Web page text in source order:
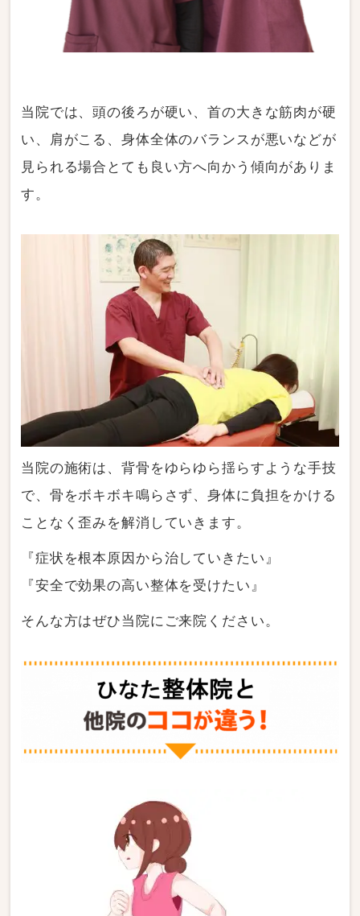
当院では、頭の後ろが硬い、首の大きな筋肉が硬
い、肩がこる、身体全体のバランスが悪いなどが
見られる場合とても良い方へ向かう傾向がありま
す。
当院の施術は、背骨をゆらゆら揺らすような手技
で、骨をボキボキ鳴らさず、身体に負担をかける
ことなく歪みを解消していきます。
『症状を根本原因から治していきたい』
『安全で効果の高い整体を受けたい』
そんな方はぜひ当院にご来院ください。